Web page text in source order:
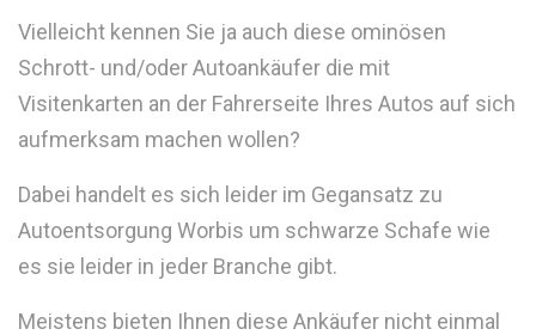
Vielleicht kennen Sie ja auch diese ominösen
Schrott- und/oder Autoankäufer die mit
Visitenkarten an der Fahrerseite Ihres Autos auf sich
aufmerksam machen wollen?
Dabei handelt es sich leider im Gegansatz zu
Autoentsorgung Worbis um schwarze Schafe wie
es sie leider in jeder Branche gibt.
Meistens bieten Ihnen diese Ankäufer nicht einmal